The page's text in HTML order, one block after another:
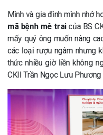
Mình và gia đình mình nhớ
mã bệnh mê trai của BS
mấy quý ông muốn nâng
các loại rượu ngâm nhưng
thức nhiều giờ liền không
CKII Trần Ngọc Lưu Phương